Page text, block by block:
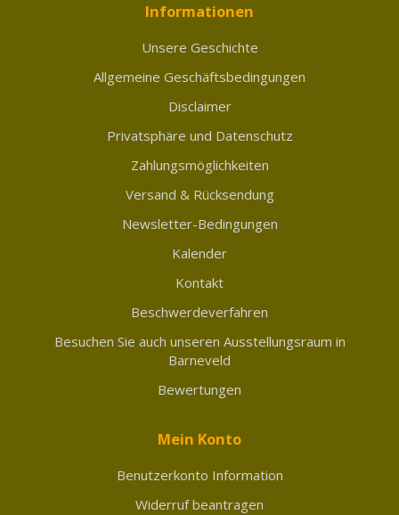
Informationen
Unsere Geschichte
Allgemeine Geschäftsbedingungen
Disclaimer
Privatsphäre und Datenschutz
Zahlungsmöglichkeiten
Versand & Rücksendung
Newsletter-Bedingungen
Kalender
Kontakt
Beschwerdeverfahren
Besuchen Sie auch unseren Ausstellungsraum in
Barneveld
Bewertungen
Mein Konto
Benutzerkonto Information
Widerruf beantragen